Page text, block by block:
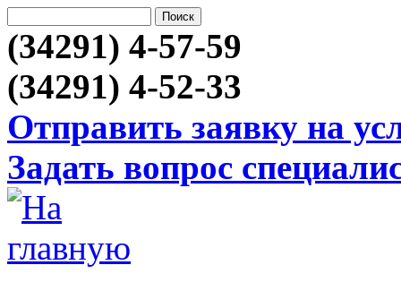
(34291) 4-57-59
(34291) 4-52-33
Отправить заявку на
Задать вопрос